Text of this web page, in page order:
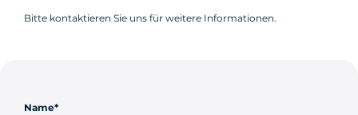
Bitte kontaktieren Sie uns für weitere Informationen.
Name